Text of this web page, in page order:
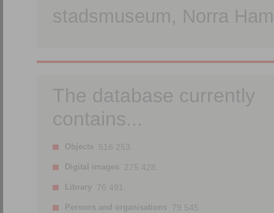
stadsmuseum, Norra
The database currently
contains...
Objects 516 253.
Digital images 275 428.
Library 76 491.
Persons and organisations 79 545.